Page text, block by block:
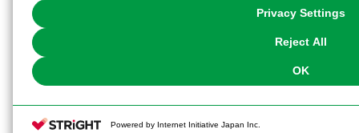
Privacy Settings
Reject All
OK
Powered by Internet Initiative Japan Inc.